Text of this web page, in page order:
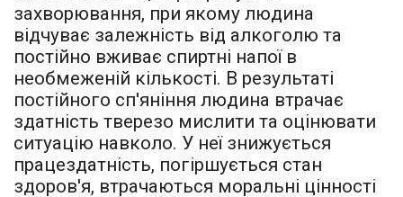
захворювання, при якому людина
відчуває залежність від алкоголю та
постійно вживає спиртні напої в
необмеженій кількості. В результаті
постійного сп'яніння людина втрачає
здатність тверезо мислити та оцінювати
ситуацію навколо. У неї знижується
працездатність, погіршується стан
здоров'я, втрачаються моральні цінності